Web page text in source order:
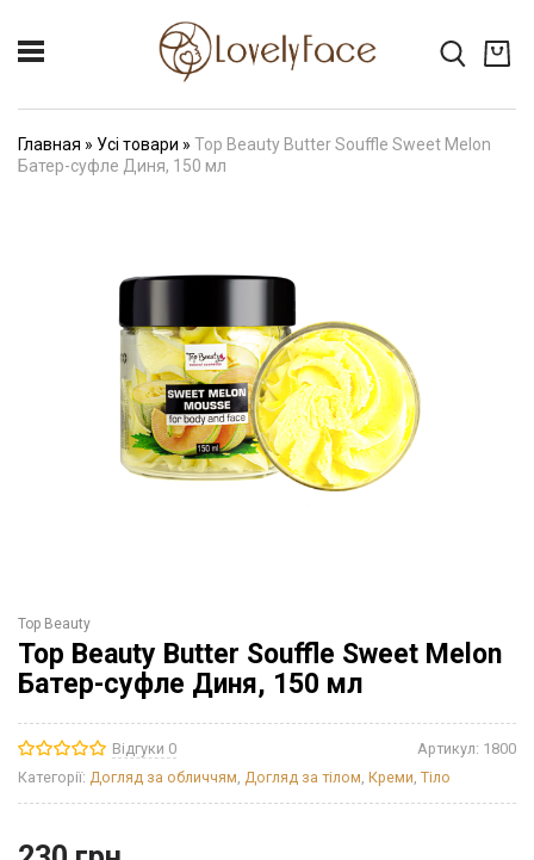
Главная » Усі товари » Top Beauty Butter Souffle Sweet Melon
Батер-суфле Диня, 150 мл
Top Beauty
Top Beauty Butter Souffle Sweet Melon
Батер-суфле Диня, 150 мл
Відгуки 0 Артикул: 1800
Категорії: Догляд за обличчям, Догляд за тілом, Креми, Тіло